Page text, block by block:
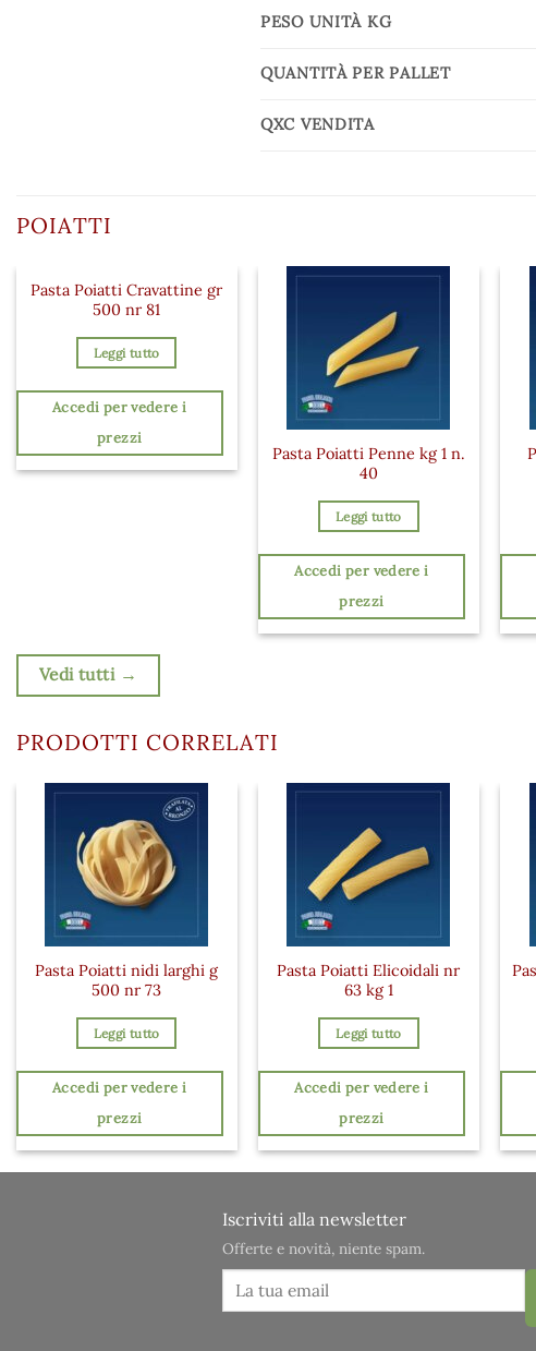
PESO UNITÀ KG
QUANTITÀ PER PALLET
QXC VENDITA
POIATTI
Pasta Poiatti Cravattine gr
500 nr 81
Leggi tutto
Accedi per vedere i
prezzi
Pasta Poiatti Penne kg 1 n.
40
Leggi tutto
Accedi per vedere i
prezzi
Vedi tutti →
PRODOTTI CORRELATI
Pasta Poiatti nidi larghi g
500 nr 73
Leggi tutto
Accedi per vedere i
prezzi
Pasta Poiatti Elicoidali nr
63 kg 1
Leggi tutto
Accedi per vedere i
prezzi
Iscriviti alla newsletter
Offerte e novità, niente spam.